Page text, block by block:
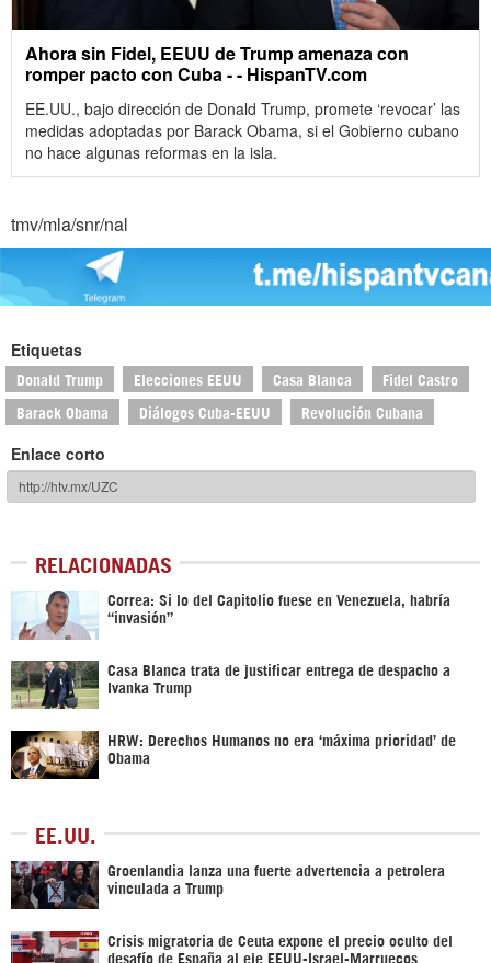
Ahora sin Fidel, EEUU de Trump amenaza con
romper pacto con Cuba - - HispanTV.com
EE.UU., bajo dirección de Donald Trump, promete ‘revocar’ las
medidas adoptadas por Barack Obama, si el Gobierno cubano
no hace algunas reformas en la isla.
tmv/mla/snr/nal
Etiquetas
Donald Trump Elecciones EEUU Casa Blanca Fidel Castro
Barack Obama Diálogos Cuba-EEUU Revolución Cubana
Enlace corto
RELACIONADAS
Correa: Si lo del Capitolio fuese en Venezuela, habría
“invasión”
Casa Blanca trata de justificar entrega de despacho a
Ivanka Trump
HRW: Derechos Humanos no era ‘máxima prioridad’ de
Obama
EE.UU.
Groenlandia lanza una fuerte advertencia a petrolera
vinculada a Trump
Crisis migratoria de Ceuta expone el precio oculto del
desafío de España al eje EEUU-Israel-Marruecos